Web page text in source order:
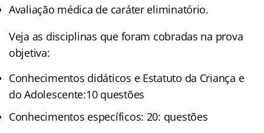
Avaliação médica de caráter eliminatório.
Veja as disciplinas que foram cobradas na prova
objetiva:
Conhecimentos didáticos e Estatuto da Criança e
do Adolescente:10 questões
Conhecimentos específicos: 20: questões